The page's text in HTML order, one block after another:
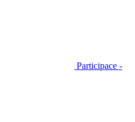
Participace -